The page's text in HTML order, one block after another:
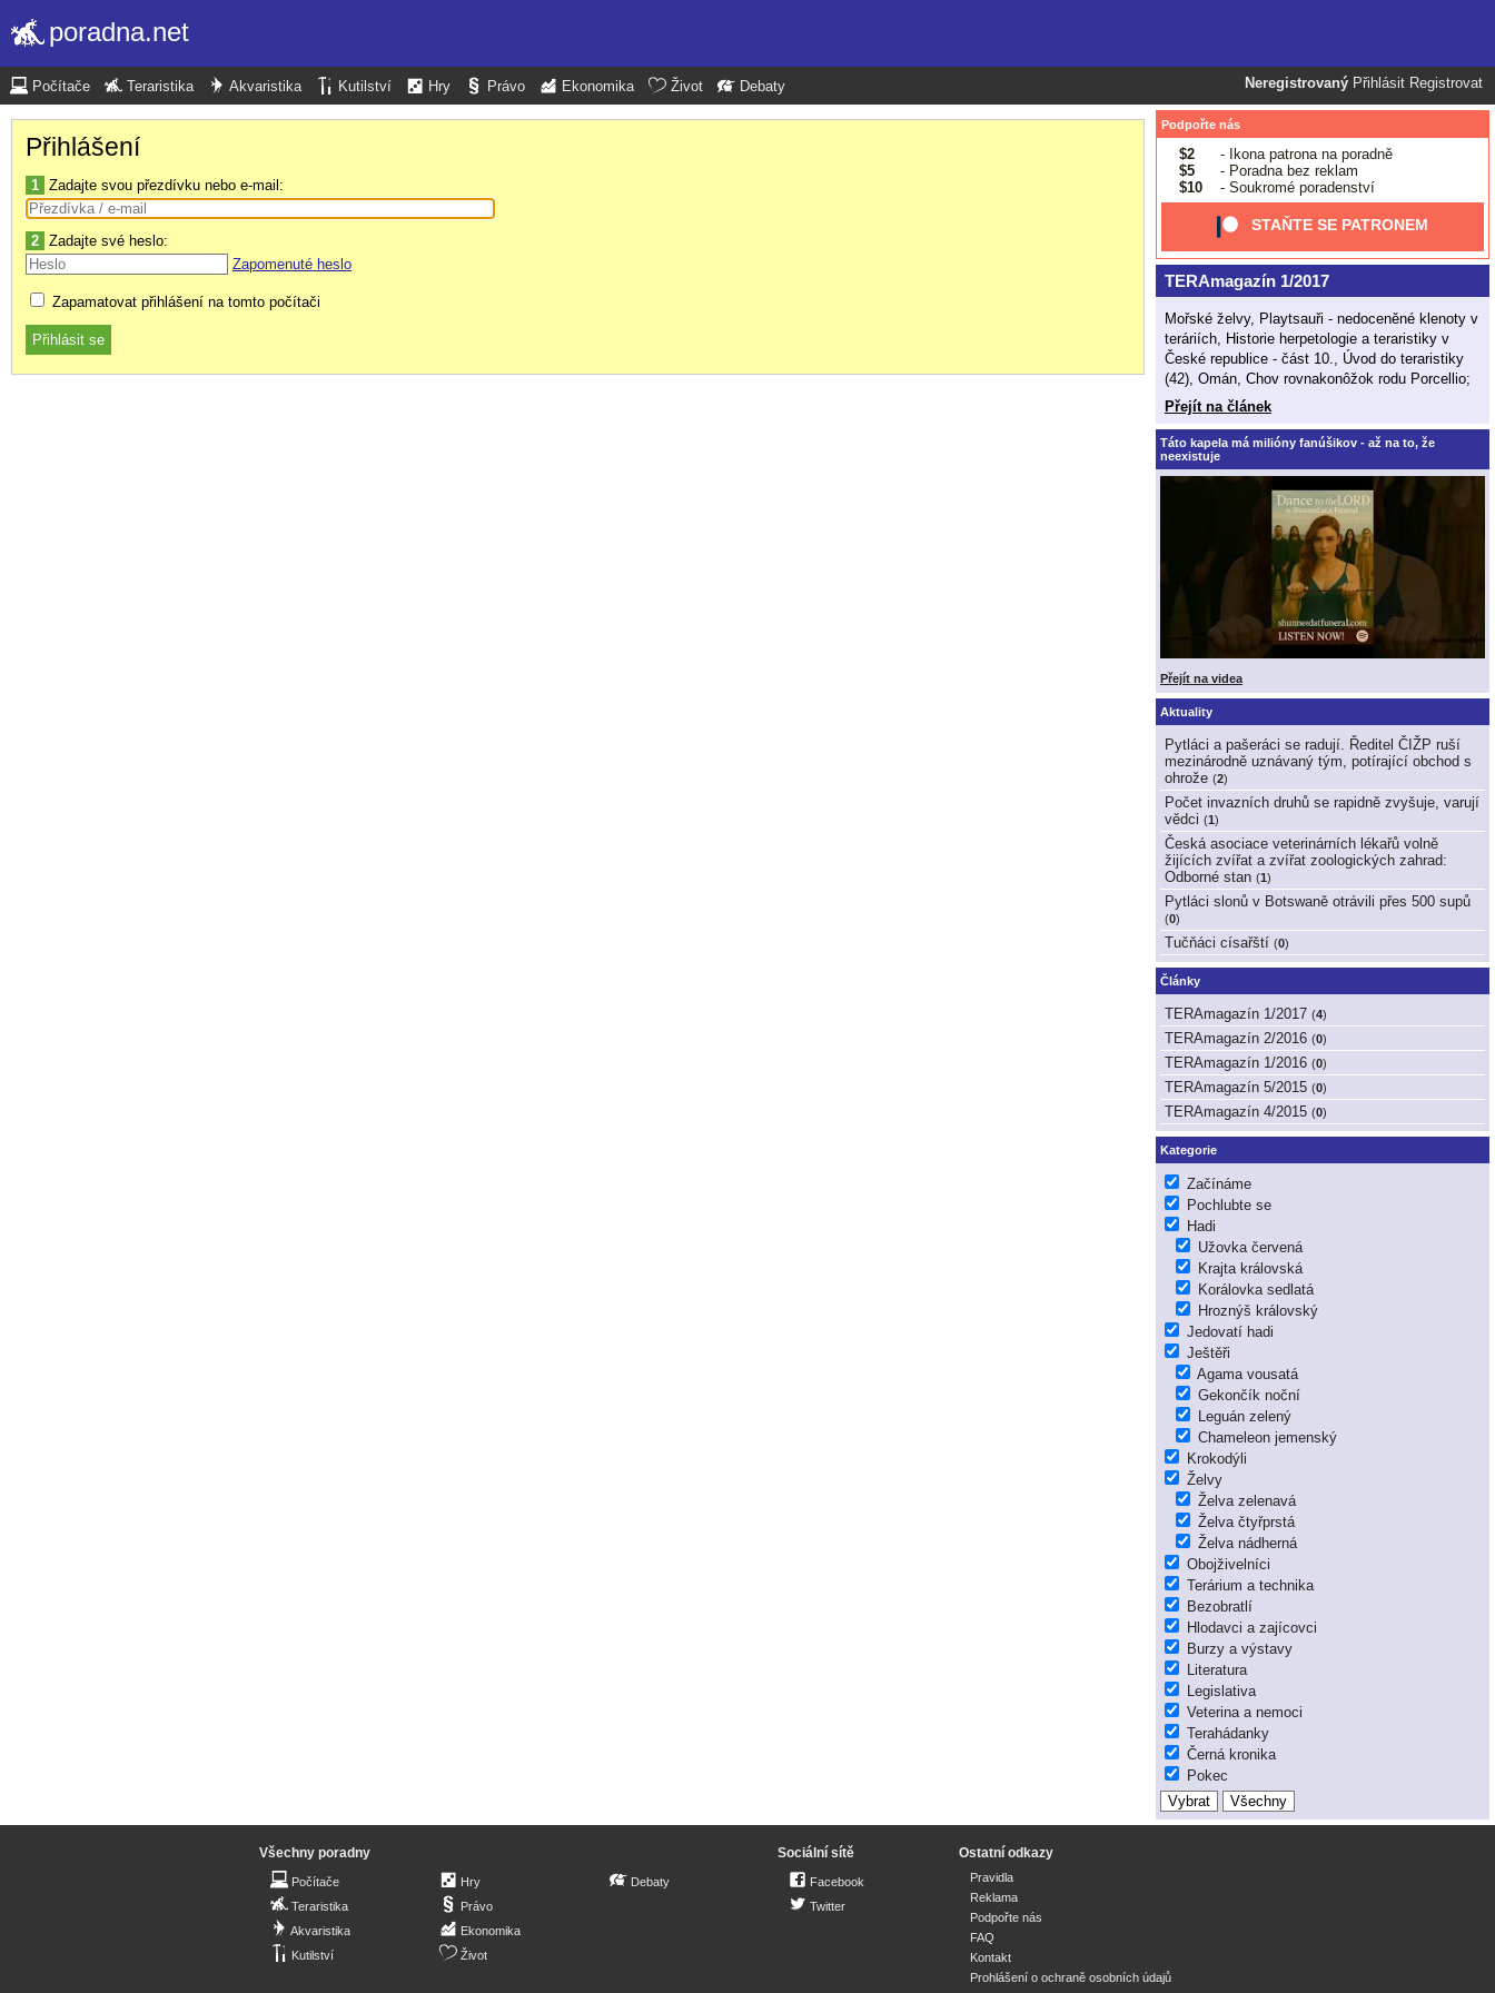
poradna.net
Neregistrovaný Přihlásit Registrovat
Počítače Teraristika Akvaristika Kutilství Hry Právo Ekonomika Život Debaty
Přihlášení
1 Zadajte svou přezdívku nebo e-mail:
2 Zadajte své heslo:
Zapomenuté heslo
Zapamatovat přihlášení na tomto počítači
Podpořte nás
$2
- Ikona patrona na poradně
$5
- Poradna bez reklam
$10
- Soukromé poradenství
STAŇTE SE PATRONEM
TERAmagazín 1/2017
Mořské želvy, Playtsauři - nedoceněné klenoty v
teráriích, Historie herpetologie a teraristiky v
České republice - část 10., Úvod do teraristiky
(42), Omán, Chov rovnakonôžok rodu Porcellio;
Přejít na článek
Táto kapela má milióny fanúšikov - až na to, že
neexistuje
Přejít na videa
Aktuality
Pytláci a pašeráci se radují. Ředitel ČIŽP ruší
mezinárodně uznávaný tým, potírající obchod s
ohrože (2)
Počet invazních druhů se rapidně zvyšuje, varují
vědci (1)
Česká asociace veterinárních lékařů volně
žijících zvířat a zvířat zoologických zahrad:
Odborné stan (1)
Pytláci slonů v Botswaně otrávili přes 500 supů
(0)
Tučňáci císařští (0)
Články
TERAmagazín 1/2017 (4)
TERAmagazín 2/2016 (0)
TERAmagazín 1/2016 (0)
TERAmagazín 5/2015 (0)
TERAmagazín 4/2015 (0)
Kategorie
Začínáme
Pochlubte se
Hadi
Užovka červená
Krajta královská
Korálovka sedlatá
Hroznýš královský
Jedovatí hadi
Ještěři
Agama vousatá
Gekončík noční
Leguán zelený
Chameleon jemenský
Krokodýli
Želvy
Želva zelenavá
Želva čtyřprstá
Želva nádherná
Obojživelníci
Terárium a technika
Bezobratlí
Hlodavci a zajícovci
Burzy a výstavy
Literatura
Legislativa
Veterina a nemoci
Terahádanky
Černá kronika
Pokec
Všechny poradny
Počítače
Teraristika
Akvaristika
Kutilství
Hry
Právo
Ekonomika
Život
Debaty
Sociální sítě
Facebook
Twitter
Ostatní odkazy
Pravidla
Reklama
Podpořte nás
FAQ
Kontakt
Prohlášení o ochraně osobních údajů